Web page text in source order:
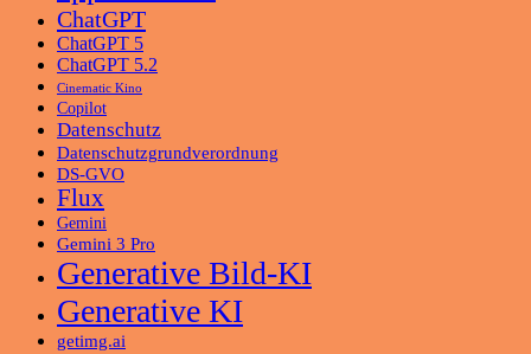
ChatGPT
ChatGPT 5
ChatGPT 5.2
Cinematic Kino
Copilot
Datenschutz
Datenschutzgrundverordnung
DS-GVO
Flux
Gemini
Gemini 3 Pro
Generative Bild-KI
Generative KI
getimg.ai